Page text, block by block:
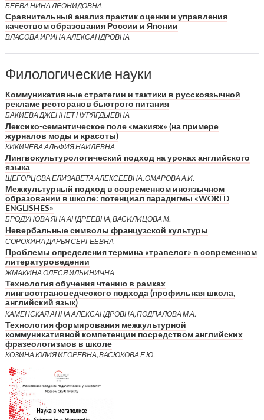
БЕЕВА НИНА ЛЕОНИДОВНА
Сравнительный анализ практик оценки и управления
качеством образования России и Японии
ВЛАСОВА ИРИНА АЛЕКСАНДРОВНА
Филологические науки
Коммуникативные стратегии и тактики в русскоязычной
рекламе ресторанов быстрого питания
БАКИЕВА ДЖЕННЕТ НУРЯГДЫЕВНА
Лексико-семантическое поле «макияж» (на примере
журналов моды и красоты)
КИКИЧЕВА АЛЬФИЯ НАИЛЕВНА
Лингвокультурологический подход на уроках английского
языка
ЩЕГОРЦОВА ЕЛИЗАВЕТА АЛЕКСЕЕВНА, ОМАРОВА А.И.
Межкультурный подход в современном иноязычном
образовании в школе: потенциал парадигмы «WORLD
ENGLISHES»
БРОДУНОВА ЯНА АНДРЕЕВНА, ВАСИЛИЦОВА М.
Невербальные символы французской культуры
СОРОКИНА ДАРЬЯ СЕРГЕЕВНА
Проблемы определения термина «травелог» в современном
литературоведении
ЖМАКИНА ОЛЕСЯ ИЛЬИНИЧНА
Технология обучения чтению в рамках
лингвострановедческого подхода (профильная школа,
английский язык)
КАМЕНСКАЯ АННА АЛЕКСАНДРОВНА, ПОДПАЛОВА М.А.
Технология формирования межкультурной
коммуникативной компетенции посредством английских
фразеологизмов в школе
КОЗИНА ЮЛИЯ ИГОРЕВНА, ВАСЮКОВА Е.Ю.